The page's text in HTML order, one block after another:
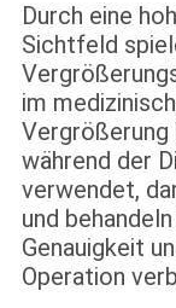
Durch eine
Sichtfeld
im
während der
verwendet,
und
Genauigkeit
Operation